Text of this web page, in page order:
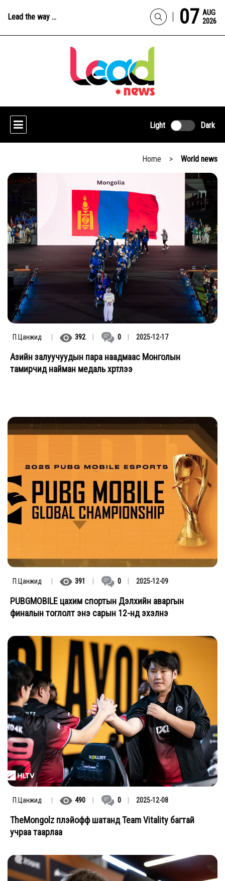
Lead the way ... 07 2026
AUG
Light Dark
Home > World news
П.Цанжид 392 0 2025-12-17
Азийн залуучуудын пара наадмаас Монголын
тамирчид найман медаль хүртлээ
П.Цанжид 391 0 2025-12-09
PUBGMOBILE цахим спортын Дэлхийн аваргын
финалын тоглолт энэ сарын 12-нд эхэлнэ
П.Цанжид 490 0 2025-12-08
TheMongolz плэйофф шатанд Team Vitality багтай
учраа таарлаа